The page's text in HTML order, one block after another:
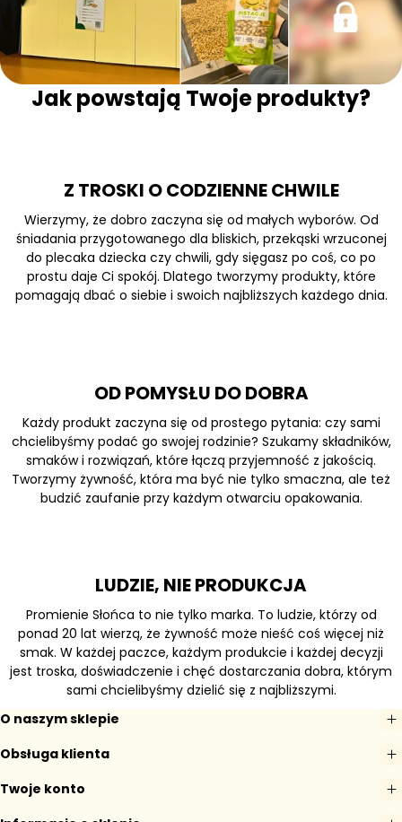
Jak powstają Twoje produkty?
Z TROSKI O CODZIENNE CHWILE
Wierzymy, że dobro zaczyna się od małych wyborów. Od
śniadania przygotowanego dla bliskich, przekąski wrzuconej
do plecaka dziecka czy chwili, gdy sięgasz po coś, co po
prostu daje Ci spokój. Dlatego tworzymy produkty, które
pomagają dbać o siebie i swoich najbliższych każdego dnia.
OD POMYSŁU DO DOBRA
Każdy produkt zaczyna się od prostego pytania: czy sami
chcielibyśmy podać go swojej rodzinie? Szukamy składników,
smaków i rozwiązań, które łączą przyjemność z jakością.
Tworzymy żywność, która ma być nie tylko smaczna, ale też
budzić zaufanie przy każdym otwarciu opakowania.
LUDZIE, NIE PRODUKCJA
Promienie Słońca to nie tylko marka. To ludzie, którzy od
ponad 20 lat wierzą, że żywność może nieść coś więcej niż
smak. W każdej paczce, każdym produkcie i każdej decyzji
jest troska, doświadczenie i chęć dostarczania dobra, którym
sami chcielibyśmy dzielić się z najbliższymi.
O naszym sklepie
Obsługa klienta
Twoje konto